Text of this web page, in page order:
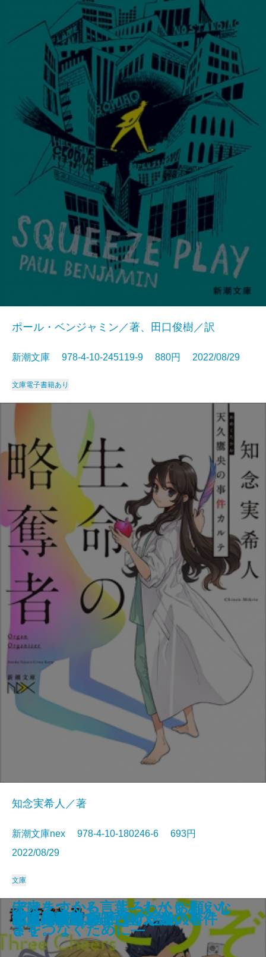
商う狼―江戸商人 杉本茂十郎―
この素晴らしき世界
MISSING 失われているもの
名残の花
それでも俺は、妻としたい
ビタミンBOOKS―さみしさに効
く読書案内―
迷宮の月
写字室の旅／闇の中の男
スクイズ・プレー
ポール・ベンジャミン／著、田口俊樹／訳
新潮文庫 978-4-10-245119-9 880円 2022/08/29
文庫電子書籍あり
生命の略奪者―天久鷹央の事件カ
ルテ―
知念実希人／著
新潮文庫nex 978-4-10-180246-6 693円
2022/08/29
文庫
どうぞ愛をお叫びください
龍ノ国幻想3 百鬼の号令
九龍城の殺人
二人のクラウゼヴィッツ
デッドライン
覇王の譜
ぼけますから、よろしくお願いし
ます。
未来をつくる言葉―わかりあえな
さをつなぐために―
十津川警部 鳴子こけし殺人事件
ぼくの死体をよろしくたのむ